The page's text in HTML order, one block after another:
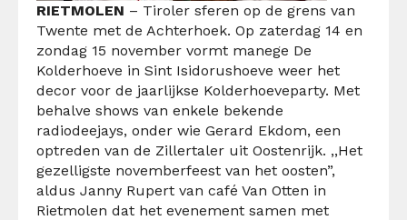
RIETMOLEN – Tiroler sferen op de grens van
Twente met de Achterhoek. Op zaterdag 14 en
zondag 15 november vormt manege De
Kolderhoeve in Sint Isidorushoeve weer het
decor voor de jaarlijkse Kolderhoeveparty. Met
behalve shows van enkele bekende
radiodeejays, onder wie Gerard Ekdom, een
optreden van de Zillertaler uit Oostenrijk. ,,Het
gezelligste novemberfeest van het oosten”,
aldus Janny Rupert van café Van Otten in
Rietmolen dat het evenement samen met